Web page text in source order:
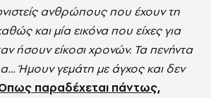
ανθρώπους που έχουν τη
και μία εικόνα που είχες για
ήσουν είκοσι χρονών. Τα πενήντα
Ήμουν γεμάτη με άγχος και δεν
παραδέχεται πάντως,